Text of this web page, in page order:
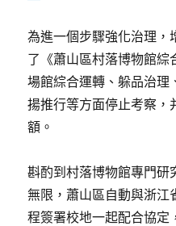
為進一個步驟強化治理，
了《蕭山區村落博物館綜
場館綜合運轉、躲品治理
揚推行等方面停止考察，
額。
斟酌到村落博物館專門研
無限，蕭山區自動與浙江
程簽署校地一起配合協定